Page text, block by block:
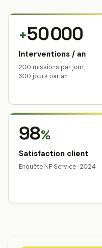
+50 000
Interventions / an
200 missions par jour,
300 jours par an
98%
Satisfaction client
Enquête NF Service · 2024